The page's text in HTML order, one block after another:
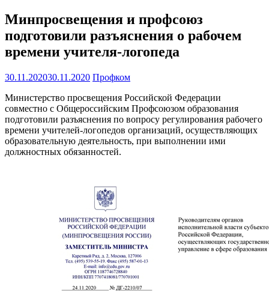
Минпросвещения и профсоюз
подготовили разъяснения о рабочем
времени учителя-логопеда
30.11.202030.11.2020 Профком
Министерство просвещения Российской Федерации
совместно с Общероссийским Профсоюзом образования
подготовили разъяснения по вопросу регулирования рабочего
времени учителей-логопедов организаций, осуществляющих
образовательную деятельность, при выполнении ими
должностных обязанностей.